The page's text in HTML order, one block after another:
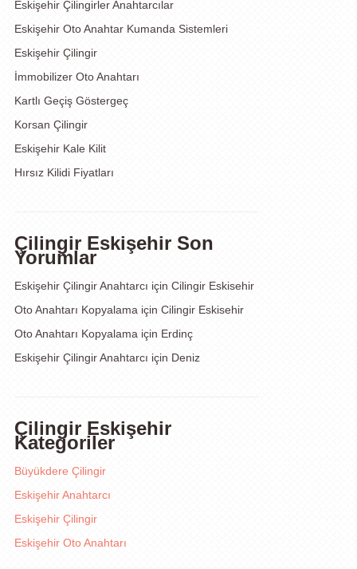
Eskişehir Çilingirler Anahtarcılar
Eskişehir Oto Anahtar Kumanda Sistemleri
Eskişehir Çilingir
İmmobilizer Oto Anahtarı
Kartlı Geçiş Göstergeç
Korsan Çilingir
Eskişehir Kale Kilit
Hırsız Kilidi Fiyatları
Çilingir Eskişehir Son
Yorumlar
Eskişehir Çilingir Anahtarcı için Cilingir Eskisehir
Oto Anahtarı Kopyalama için Cilingir Eskisehir
Oto Anahtarı Kopyalama için Erdinç
Eskişehir Çilingir Anahtarcı için Deniz
Çilingir Eskişehir
Kategoriler
Büyükdere Çilingir
Eskişehir Anahtarcı
Eskişehir Çilingir
Eskişehir Oto Anahtarı